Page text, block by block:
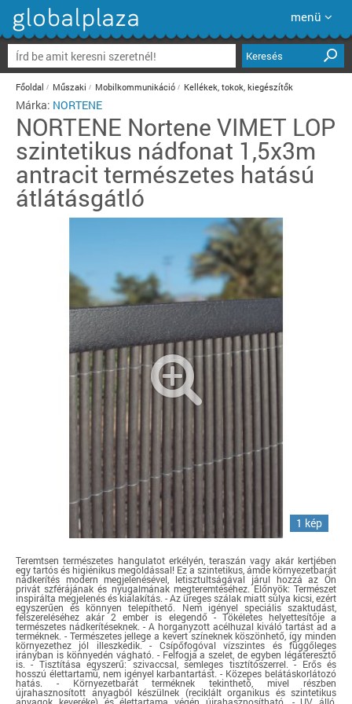
menü
Keresés
Főoldal Műszaki Mobilkommunikáció Kellékek, tokok, kiegészítők
Márka: NORTENE
NORTENE Nortene VIMET LOP
szintetikus nádfonat 1,5x3m
antracit természetes hatású
átlátásgátló
1 kép
Teremtsen természetes hangulatot erkélyén, teraszán vagy akár kertjében
egy tartós és higiénikus megoldással! Ez a szintetikus, ámde környezetbarát
nádkerítés modern megjelenésével, letisztultságával járul hozzá az Ön
privát szférájának és nyugalmának megteremtéséhez. Előnyök: Természet
inspirálta megjelenés és kialakítás. - Az üreges szálak miatt súlya kicsi, ezért
egyszerűen és könnyen telepíthető. Nem igényel speciális szaktudást,
felszereléséhez akár 2 ember is elegendő - Tökéletes helyettesítője a
természetes nádkerítéseknek. - A horganyzott acélhuzal kiváló tartást ad a
terméknek. - Természetes jellege a kevert színeknek köszönhető, így minden
környezethez jól illeszkedik. - Csípőfogóval vízszintes és függőleges
irányban is könnyedén vágható. - Felfogja a szelet, de egyben légáteresztő
is. - Tisztítása egyszerű: szivaccsal, semleges tisztítószerrel. - Erős és
hosszú élettartamú, nem igényel karbantartást. - Közepes belátáskorlátozó
hatás. - Környezetbarát terméknek tekinthető, mivel részben
újrahasznosított anyagból készülnek (reciklált organikus és szintetikus